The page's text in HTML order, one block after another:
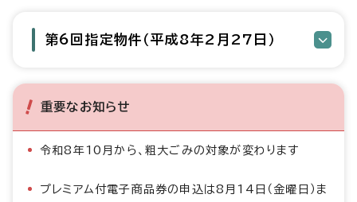
第6回指定物件（平成8年2月27日）
重要なお知らせ
令和8年10月から、粗大ごみの対象が変わります
プレミアム付電子商品券の申込は8月14日（金曜日）ま